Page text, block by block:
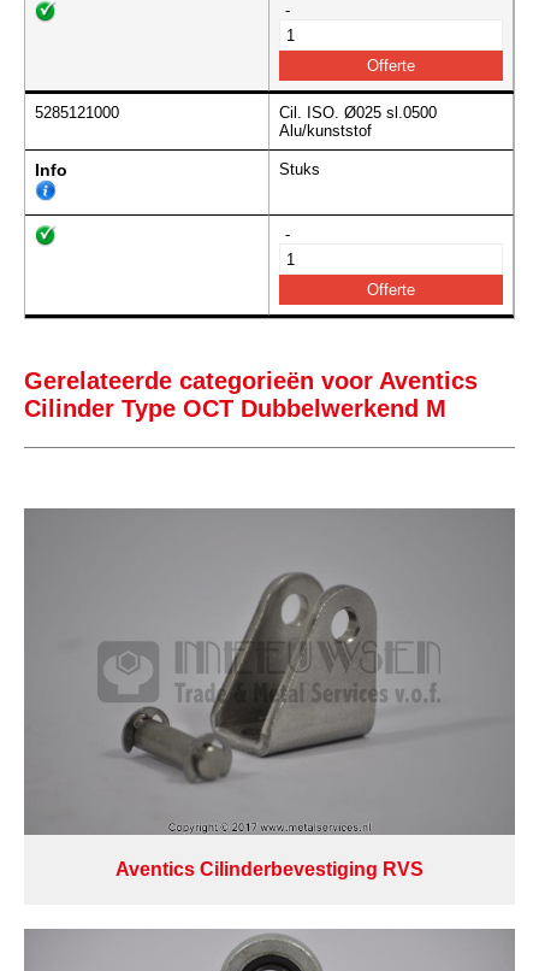
-
5285121000
Cil. ISO. Ø025 sl.0500
Alu/kunststof
Info Stuks
-
Gerelateerde categorieën voor Aventics
Cilinder Type OCT Dubbelwerkend M
Aventics Cilinderbevestiging RVS